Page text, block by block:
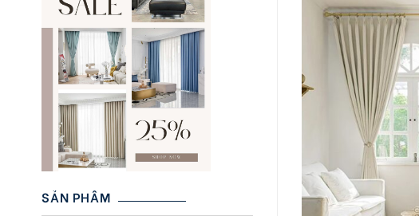
SẢN PHẨM